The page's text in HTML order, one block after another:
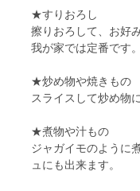
★すりおろし
擦りおろして、お好
我が家では定番です。
★炒め物や焼きもの
スライスして炒め物
★煮物や汁もの
ジャガイモのように
ュにも出来ます。